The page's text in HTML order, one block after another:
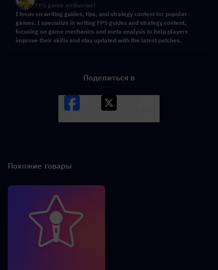
FPS game enthusiast
I focus on writing guides, tips, and strategy content for popular
games. I specialize in writing FPS guides and strategy content,
focusing on game mechanics and meta analysis to help players
improve their skills and stay updated with the latest patches.
Поделиться в
Похожие товары